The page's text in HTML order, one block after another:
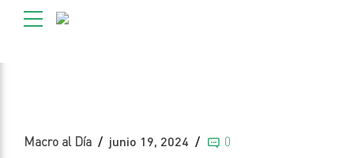
Macro al Día junio 19, 2024 0